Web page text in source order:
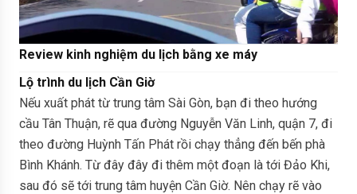
Review kinh nghiệm du lịch bằng xe máy
Lộ trình du lịch Cần Giờ
Nếu xuất phát từ trung tâm Sài Gòn, bạn đi theo hướng
cầu Tân Thuận, rẽ qua đường Nguyễn Văn Linh, quận 7, đi
theo đường Huỳnh Tấn Phát rồi chạy thẳng đến bến phà
Bình Khánh. Từ đây đây đi thêm một đoạn là tới Đảo Khi,
sau đó sẽ tới trung tâm huyện Cần Giờ. Nên chạy rẽ vào